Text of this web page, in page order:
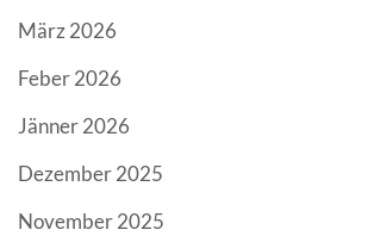
März 2026
Feber 2026
Jänner 2026
Dezember 2025
November 2025